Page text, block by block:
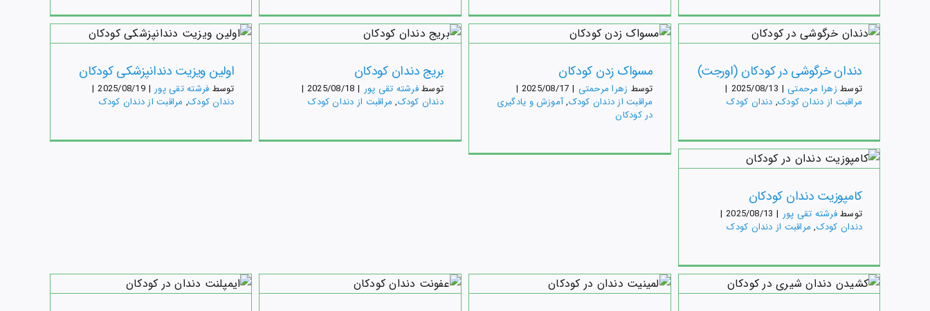
اولین ویزیت دندانپزشکی کودکان
توسط فرشته تقی پور |
2025/08/19
|
دندان کودک, مراقبت از دندان کودک
بریج دندان کودکان
بریج دندان کودکان
توسطفرشته تقی پور |
2025/08/18
|
دندان کودک, مراقبت از دندان کودک
مسواک زدن کودکان
کودکان
مسواک زدن کودکان
توسط زهرا مرحمتی |
2025/08/17
|
مراقبت از دندان کودک,آموزش و یادگیری
در کودکان
دندان خرگوشی در کودکان
(اورجت)
مراقبت از دندان کودک دندان خرگوشی در کودکان (اورجت)
توسط زهرا مرحمتی |
2025/08/13
|
مراقبت از دندان کودک, دندان کودک
کامپوزیت دندان کودکان
توسطفرشته تقی پور |
2025/08/13
|
دندان کودک, مراقبت از دندان کودک
عفونت دندان کودکان لمینیت دندان در کودکان
کشیدن دندان شیری در
کودکان